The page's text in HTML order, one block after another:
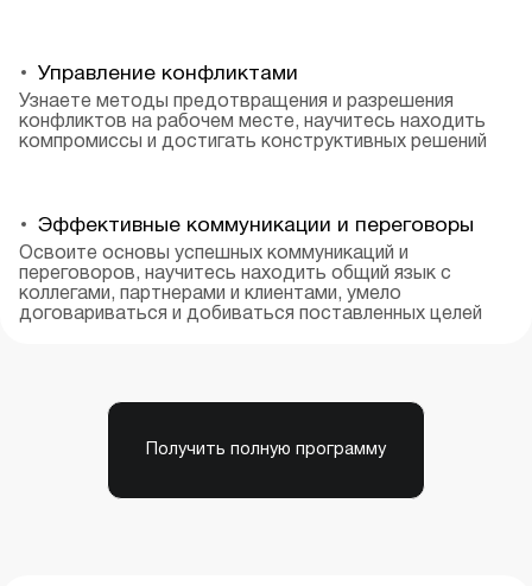
Управление конфликтами
Узнаете методы предотвращения и разрешения
конфликтов на рабочем месте, научитесь находить
компромиссы и достигать конструктивных решений
Эффективные коммуникации и переговоры
Освоите основы успешных коммуникаций и
переговоров, научитесь находить общий язык с
коллегами, партнерами и клиентами, умело
договариваться и добиваться поставленных целей
Получить полную программу